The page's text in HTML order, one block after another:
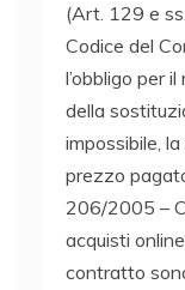
(Art. 129 e
Codice del
l’obbligo per
della
impossibile,
prezzo
206/2005 –
acquisti
contratto